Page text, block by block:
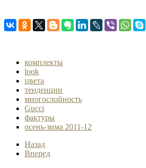
комплекты
look
цвета
тенденции
многослойность
Gucci
фактуры
осень-зима 2011-12
Назад
Вперед